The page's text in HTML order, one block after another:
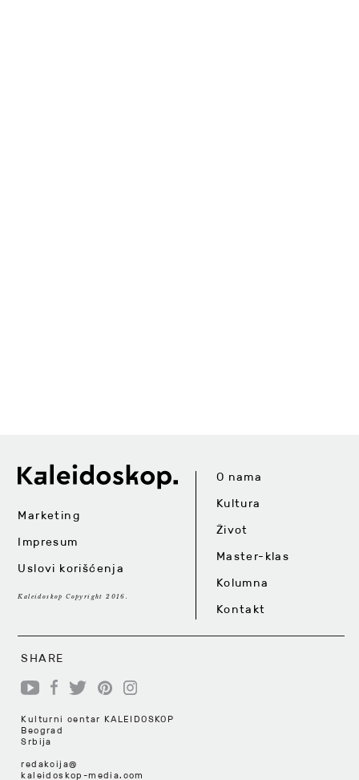
Marketing
Impresum
Uslovi korišćenja
Kaleidoskop Copyright 2016.
O nama
Kultura
Život
Master-klas
Kolumna
Kontakt
SHARE
Kulturni centar KALEIDOSKOP
Beograd
Srbija
redakcija@
kaleidoskop-media.com